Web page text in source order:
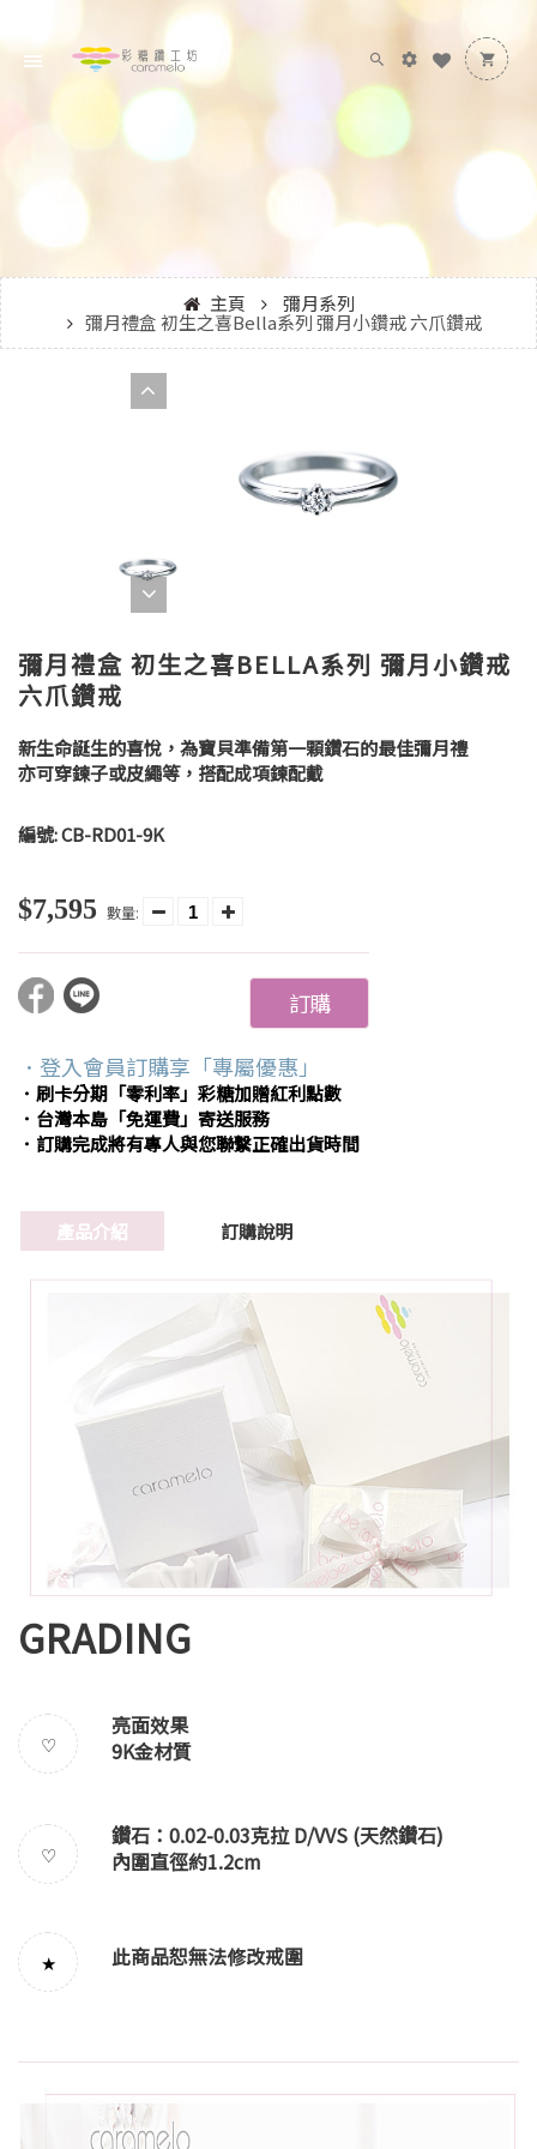
主頁 彌月系列
彌月禮盒 初生之喜Bella系列 彌月小鑽戒 六爪鑽戒
彌月禮盒 初生之喜BELLA系列 彌月小鑽戒
六爪鑽戒
新生命誕生的喜悅，為寶貝準備第一顆鑽石的最佳彌月禮
亦可穿鍊子或皮繩等，搭配成項鍊配戴
編號:CB-RD01-9K
$7,595 數量:
訂購
．登入會員訂購享「專屬優惠」
．刷卡分期「零利率」彩糖加贈紅利點數
．台灣本島「免運費」寄送服務
．訂購完成將有專人與您聯繫正確出貨時間
產品介紹 訂購說明
GRADING
♡
亮面效果
9K金材質
♡
鑽石：0.02-0.03克拉 D/VVS (天然鑽石)
內圍直徑約1.2cm
★ 此商品恕無法修改戒圍